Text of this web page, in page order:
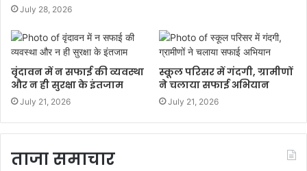
July 28, 2026
वृंदावन में न सफाई की व्यवस्था
और न ही सुरक्षा के इंतजाम
July 21, 2026
स्कूल परिसर में गंदगी, ग्रामीणों
ने चलाया सफाई अभियान
July 21, 2026
ताजा समाचार